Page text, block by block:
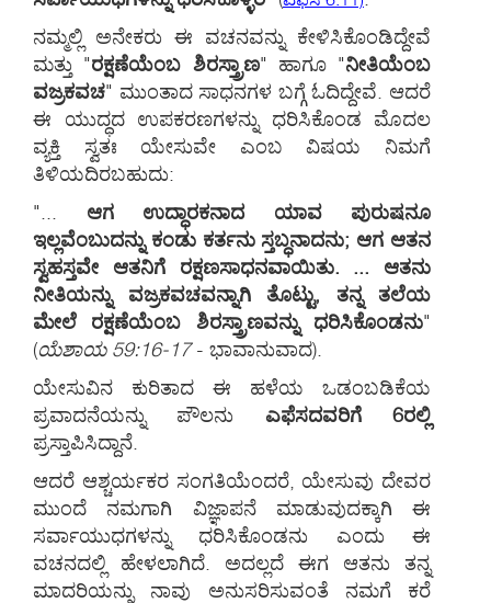
ನಮ್ಮಲ್ಲಿ ಅನೇಕರು ಈ ವಚನವನ್ನು ಕೇಳಿಸಿಕೊಂಡಿದ್ದೇವೆ
ಮತ್ತು "ರಕ್ಷಣೆಯೆಂಬ ಶಿರಸ್ತ್ರಾಣ" ಹಾಗೂ "ನೀತಿಯೆಂಬ
ವಜ್ರಕವಚ" ಮುಂತಾದ ಸಾಧನಗಳ ಬಗ್ಗೆ ಓದಿದ್ದೇವೆ. ಆದರೆ
ಈ ಯುದ್ಧದ ಉಪಕರಣಗಳನ್ನು ಧರಿಸಿಕೊಂಡ ಮೊದಲ
ವ್ಯಕ್ತಿ ಸ್ವತಃ ಯೇಸುವೇ ಎಂಬ ವಿಷಯ ನಿಮಗೆ
ತಿಳಿಯದಿರಬಹುದು:
"... ಆಗ ಉದ್ಧಾರಕನಾದ ಯಾವ ಪುರುಷನೂ
ಇಲ್ಲವೆಂಬುದನ್ನು ಕಂಡು ಕರ್ತನು ಸ್ತಬ್ಧನಾದನು; ಆಗ ಆತನ
ಸ್ವಹಸ್ತವೇ ಆತನಿಗೆ ರಕ್ಷಣಸಾಧನವಾಯಿತು. ... ಆತನು
ನೀತಿಯನ್ನು ವಜ್ರಕವಚವನ್ನಾಗಿ ತೊಟ್ಟು, ತನ್ನ ತಲೆಯ
ಮೇಲೆ ರಕ್ಷಣೆಯೆಂಬ ಶಿರಸ್ತ್ರಾಣವನ್ನು ಧರಿಸಿಕೊಂಡನು"
(ಯೆಶಾಯ 59:16-17- ಭಾವಾನುವಾದ).
ಯೇಸುವಿನ ಕುರಿತಾದ ಈ ಹಳೆಯ ಒಡಂಬಡಿಕೆಯ
ಪ್ರವಾದನೆಯನ್ನು ಪೌಲನು ಎಫೆಸದವರಿಗೆ 6ರಲ್ಲಿ
ಪ್ರಸ್ತಾಪಿಸಿದ್ದಾನೆ.
ಆದರೆ ಆಶ್ಚರ್ಯಕರ ಸಂಗತಿಯೆಂದರೆ, ಯೇಸುವು ದೇವರ
ಮುಂದೆ ನಮಗಾಗಿ ವಿಜ್ಞಾಪನೆ ಮಾಡುವುದಕ್ಕಾಗಿ ಈ
ಸರ್ವಾಯುಧಗಳನ್ನು ಧರಿಸಿಕೊಂಡನು ಎಂದು ಈ
ವಚನದಲ್ಲಿ ಹೇಳಲಾಗಿದೆ. ಅದಲ್ಲದೆ ಈಗ ಆತನು ತನ್ನ
ಮಾದರಿಯನ್ನು ನಾವು ಅನುಸರಿಸುವಂತೆ ನಮಗೆ ಕರೆ